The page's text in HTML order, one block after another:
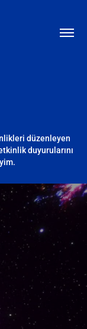
düzenleyen
duyurularını